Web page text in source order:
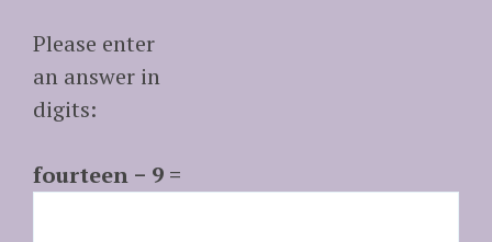
Please enter
an answer in
digits:
fourteen − 9 =